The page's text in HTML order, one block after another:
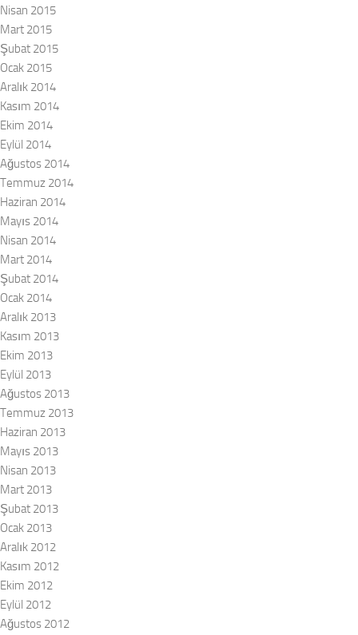
Nisan 2015
Mart 2015
Şubat 2015
Ocak 2015
Aralık 2014
Kasım 2014
Ekim 2014
Eylül 2014
Ağustos 2014
Temmuz 2014
Haziran 2014
Mayıs 2014
Nisan 2014
Mart 2014
Şubat 2014
Ocak 2014
Aralık 2013
Kasım 2013
Ekim 2013
Eylül 2013
Ağustos 2013
Temmuz 2013
Haziran 2013
Mayıs 2013
Nisan 2013
Mart 2013
Şubat 2013
Ocak 2013
Aralık 2012
Kasım 2012
Ekim 2012
Eylül 2012
Ağustos 2012